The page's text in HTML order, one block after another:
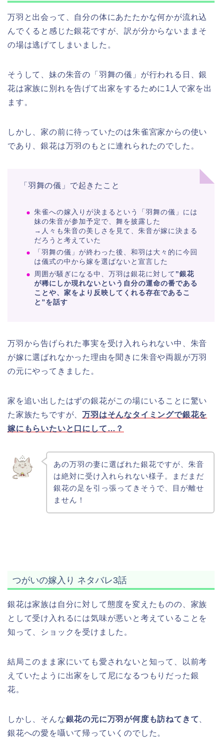
万羽と出会って、自分の体にあたたかな何かが流れ込
んでくると感じた銀花ですが、訳が分からないままそ
の場は逃げてしまいました。
そうして、妹の朱音の「羽舞の儀」が行われる日、銀
花は家族に別れを告げて出家をするために1人で家を出
ます。
しかし、家の前に待っていたのは朱雀宮家からの使い
であり、銀花は万羽のもとに連れられたのでした。
「羽舞の儀」で起きたこと
朱雀への嫁入りが決まるという「羽舞の儀」には
妹の朱音が参加予定で、舞を披露した
→人々も朱音の美しさを見て、朱音が嫁に決まる
だろうと考えていた
「羽舞の儀」が終わった後、和羽は大々的に今回
は儀式の中から嫁を選ばないと宣言した
周囲が騒ぎになる中、万羽は銀花に対して ”銀花
が稀にしか現れないという自分の運命の番である
ことや、家をより反映してくれる存在であるこ
と”を話す
万羽から告げられた事実を受け入れられない中、朱音
が嫁に選ばれなかった理由を聞きに朱音や両親が万羽
の元にやってきました。
家を追い出したはずの銀花がこの場にいることに驚い
た家族たちですが、万羽はそんなタイミングで銀花を
嫁にもらいたいと口にして…？
あの万羽の妻に選ばれた銀花ですが、朱音
は絶対に受け入れられない様子。まだまだ
銀花の足を引っ張ってきそうで、目が離せ
ません！
つがいの嫁入り ネタバレ3話
銀花は家族は自分に対して態度を変えたものの、家族
として受け入れるには気味が悪いと考えていることを
知って、ショックを受けました。
結局このまま家にいても愛されないと知って、以前考
えていたように出家をして尼になるつもりだった銀
花。
しかし、そんな銀花の元に万羽が何度も訪ねてきて
銀花への愛を囁いて帰っていくのでした。